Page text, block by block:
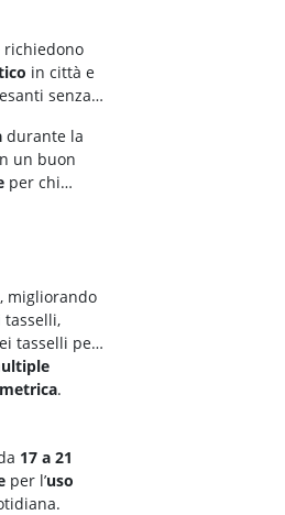
richiedono
in città e
senza
durante la
un buon
per chi
migliorando
tasselli per
.
17 a 21
per l’uso